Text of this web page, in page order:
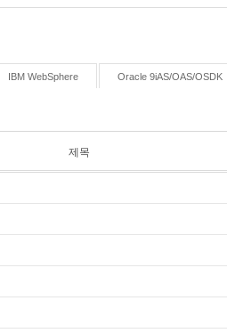
IBM WebSphere Oracle 9iAS/OAS/OSDK
제목